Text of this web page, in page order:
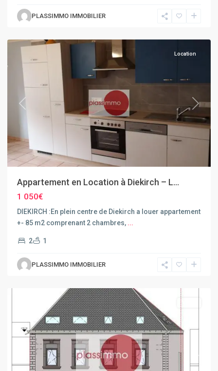
PLASSIMMO IMMOBILIER
Previous Next
Location
Appartement en Location à Diekirch – L...
1 050€
DIEKIRCH :En plein centre de Diekirch a louer appartement
+- 85 m2 comprenant 2 chambres, ...
2 1
PLASSIMMO IMMOBILIER
Previous